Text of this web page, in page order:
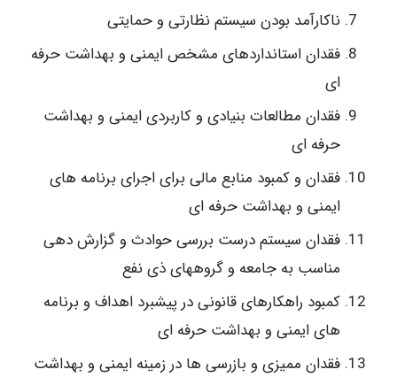
ناکارآمد بودن سیستم نظارتی و حمایتی
فقدان استانداردهای مشخص ایمنی و بهداشت حرفه
ای
فقدان مطالعات بنیادی و کاربردی ایمنی و بهداشت
حرفه ای
فقدان و کمبود منابع مالی برای اجرای برنامه های
ایمنی و بهداشت حرفه ای
فقدان سیستم درست بررسی حوادث و گزارش دهی
مناسب به جامعه و گروههای ذی نفع
کمبود راهکارهای قانونی در پیشبرد اهداف و برنامه
های ایمنی و بهداشت حرفه ای
فقدان ممیزی و بازرسی ها در زمینه ایمنی و بهداشت